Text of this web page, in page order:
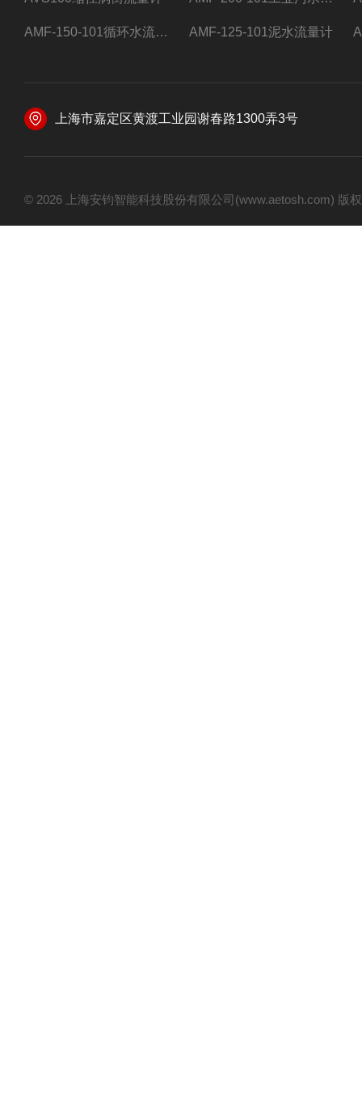
AMF-150-101循环水流量计,电磁流量计 AMF-125-101泥水流量计
上海市嘉定区黄渡工业园谢春路1300弄3号
© 2026 上海安钧智能科技股份有限公司(www.aetosh.com)